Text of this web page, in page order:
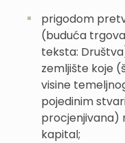
prigodom
(buduća
teksta:
zemljište koje
visine
pojedinim
procjenjivana)
kapital;